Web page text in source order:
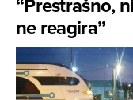
ne reagira”